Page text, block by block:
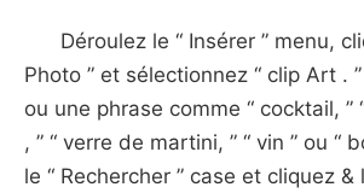
Déroulez le “ Insérer ” menu,
Photo ” et sélectionnez “ clip Art .
ou une phrase comme “ cocktail, ”
, ” “ verre de martini, ” “ vin ” ou “
le “ Rechercher ” case et cliquez &